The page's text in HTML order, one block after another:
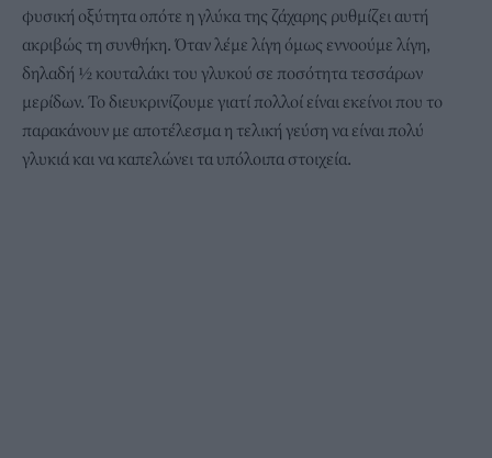
φυσική οξύτητα οπότε η γλύκα της ζάχαρης ρυθμίζει αυτή
ακριβώς τη συνθήκη. Όταν λέμε λίγη όμως εννοούμε λίγη,
δηλαδή ½ κουταλάκι του γλυκού σε ποσότητα τεσσάρων
μερίδων. Το διευκρινίζουμε γιατί πολλοί είναι εκείνοι που το
παρακάνουν με αποτέλεσμα η τελική γεύση να είναι πολύ
γλυκιά και να καπελώνει τα υπόλοιπα στοιχεία.